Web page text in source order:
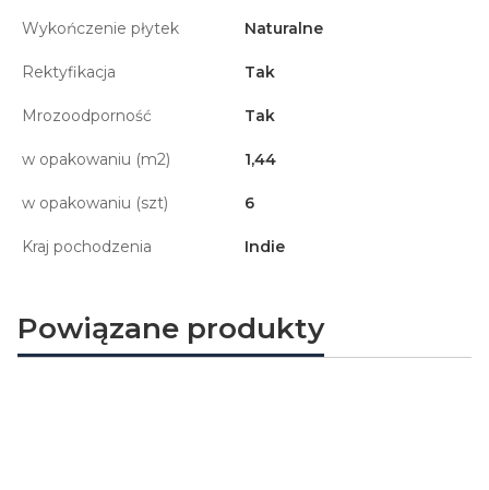
Wykończenie płytek Naturalne
Rektyfikacja Tak
Mrozoodporność Tak
w opakowaniu (m2) 1,44
w opakowaniu (szt) 6
Kraj pochodzenia Indie
Powiązane produkty